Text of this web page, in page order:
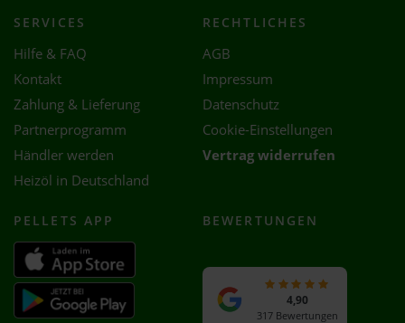
SERVICES
Hilfe & FAQ
Kontakt
Zahlung & Lieferung
Partnerprogramm
Händler werden
Heizöl in Deutschland
RECHTLICHES
AGB
Impressum
Datenschutz
Cookie-Einstellungen
Vertrag widerrufen
PELLETS APP BEWERTUNGEN
4,90
317 Bewertungen